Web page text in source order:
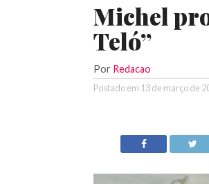
Michel
Teló”
Por Redacao
Postado em 13 de março de